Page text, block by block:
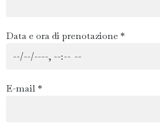
Data e ora di prenotazione *
E-mail *